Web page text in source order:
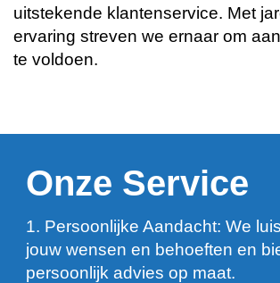
uitstekende klantenservice. Met
ervaring streven we ernaar om
te voldoen.
Onze Service
1. Persoonlijke Aandacht: We
jouw wensen en behoeften en
persoonlijk advies op maat.